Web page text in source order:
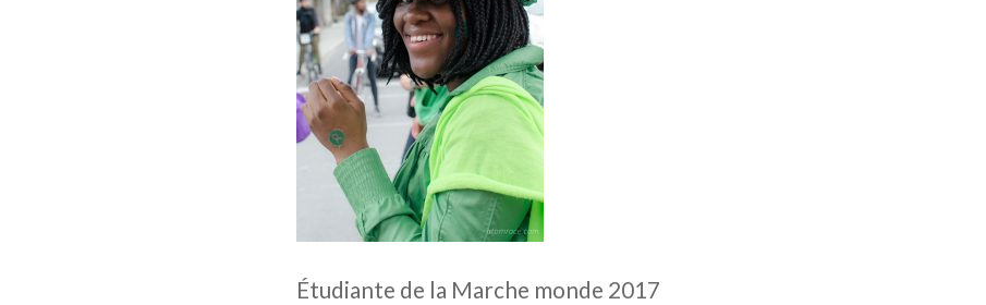
Étudiante de la Marche monde 2017